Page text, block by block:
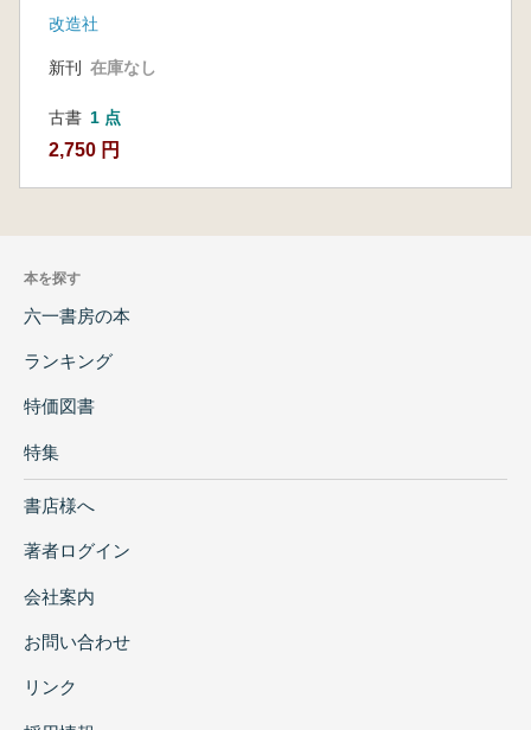
改造社
新刊 在庫なし
古書 1 点
2,750 円
本を探す
六一書房の本
ランキング
特価図書
特集
書店様へ
著者ログイン
会社案内
お問い合わせ
リンク